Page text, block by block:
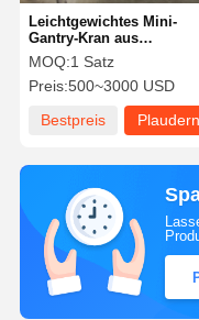
Leichtgewichtes Mini-
Gantry-Kran aus
Aluminium mit einer
Kapazität von 450 kg für
Kleinbetriebe
MOQ:1 Satz
Preis:500~3000 USD
Bestpreis
Plaudern